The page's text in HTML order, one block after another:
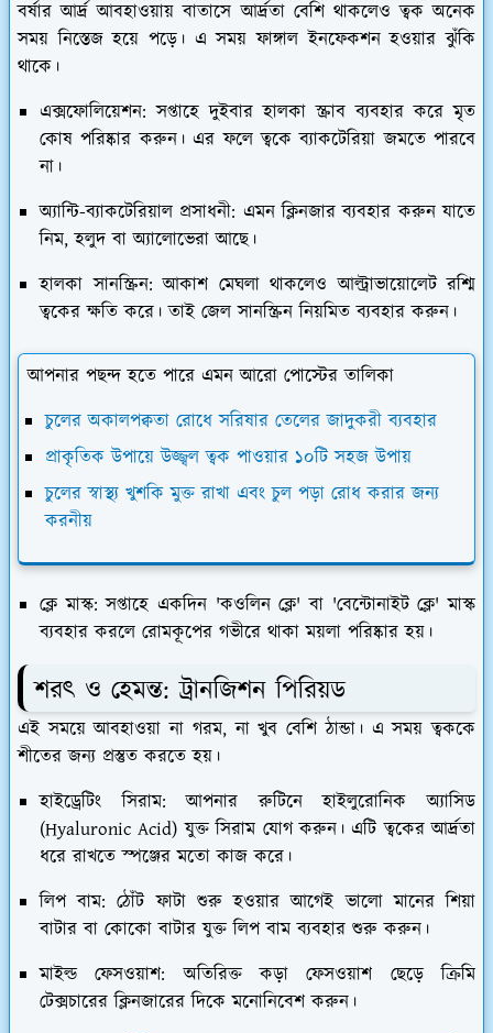
​বর্ষার আর্দ্র আবহাওয়ায় বাতাসে আর্দ্রতা বেশি থাকলেও ত্বক অনেক
সময় নিস্তেজ হয়ে পড়ে। এ সময় ফাঙ্গাল ইনফেকশন হওয়ার ঝুঁকি
থাকে।
এক্সফোলিয়েশন: সপ্তাহে দুইবার হালকা স্ক্রাব ব্যবহার করে মৃত
কোষ পরিষ্কার করুন। এর ফলে ত্বকে ব্যাকটেরিয়া জমতে পারবে
না।
অ্যান্টি-ব্যাকটেরিয়াল প্রসাধনী: এমন ক্লিনজার ব্যবহার করুন যাতে
নিম, হলুদ বা অ্যালোভেরা আছে।
হালকা সানস্ক্রিন: আকাশ মেঘলা থাকলেও আল্ট্রাভায়োলেট রশ্মি
ত্বকের ক্ষতি করে। তাই জেল সানস্ক্রিন নিয়মিত ব্যবহার করুন।
আপনার পছন্দ হতে পারে এমন আরো পোস্টের তালিকা
চুলের অকালপক্বতা রোধে সরিষার তেলের জাদুকরী ব্যবহার
প্রাকৃতিক উপায়ে উজ্জ্বল ত্বক পাওয়ার ১০টি সহজ উপায়
চুলের স্বাস্থ্য খুশকি মুক্ত রাখা এবং চুল পড়া রোধ করার জন্য
করনীয়
ক্লে মাস্ক: সপ্তাহে একদিন 'কওলিন ক্লে' বা 'বেন্টোনাইট ক্লে' মাস্ক
ব্যবহার করলে রোমকূপের গভীরে থাকা ময়লা পরিষ্কার হয়।
​শরৎ ও হেমন্ত: ট্রানজিশন পিরিয়ড
​এই সময়ে আবহাওয়া না গরম, না খুব বেশি ঠান্ডা। এ সময় ত্বককে
শীতের জন্য প্রস্তুত করতে হয়।
হাইড্রেটিং সিরাম: আপনার রুটিনে হাইলুরোনিক অ্যাসিড
(Hyaluronic Acid) যুক্ত সিরাম যোগ করুন। এটি ত্বকের আর্দ্রতা
ধরে রাখতে স্পঞ্জের মতো কাজ করে।
লিপ বাম: ঠোঁট ফাটা শুরু হওয়ার আগেই ভালো মানের শিয়া
বাটার বা কোকো বাটার যুক্ত লিপ বাম ব্যবহার শুরু করুন।
মাইল্ড ফেসওয়াশ: অতিরিক্ত কড়া ফেসওয়াশ ছেড়ে ক্রিমি
টেক্সচারের ক্লিনজারের দিকে মনোনিবেশ করুন।